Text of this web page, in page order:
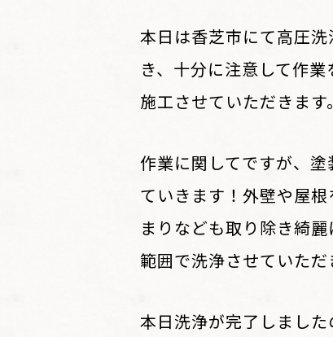
本日は香芝市にて高圧
き、十分に注意して作
施工させていただきます。
作業に関してですが、
ていきます！外壁や屋
まりなども取り除き綺
範囲で洗浄させていただ
本日洗浄が完了しまし